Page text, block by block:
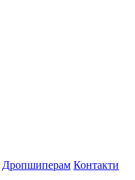
Дропшиперам Контакти